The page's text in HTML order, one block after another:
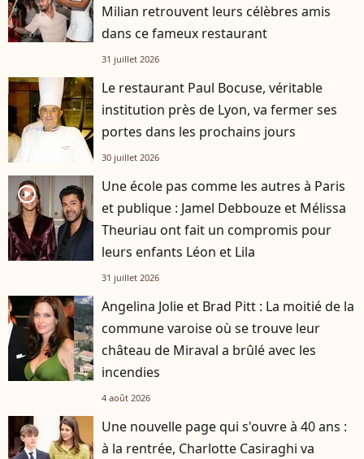
Milian retrouvent leurs célèbres amis
dans ce fameux restaurant
31 juillet 2026
Le restaurant Paul Bocuse, véritable
institution près de Lyon, va fermer ses
portes dans les prochains jours
30 juillet 2026
player2
Une école pas comme les autres à Paris
et publique : Jamel Debbouze et Mélissa
Theuriau ont fait un compromis pour
leurs enfants Léon et Lila
31 juillet 2026
Angelina Jolie et Brad Pitt : La moitié de la
commune varoise où se trouve leur
château de Miraval a brûlé avec les
incendies
4 août 2026
Une nouvelle page qui s'ouvre à 40 ans :
à la rentrée, Charlotte Casiraghi va